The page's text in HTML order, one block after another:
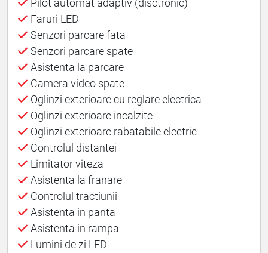
Pilot automat adaptiv (disctronic)
Faruri LED
Senzori parcare fata
Senzori parcare spate
Asistenta la parcare
Camera video spate
Oglinzi exterioare cu reglare electrica
Oglinzi exterioare incalzite
Oglinzi exterioare rabatabile electric
Controlul distantei
Limitator viteza
Asistenta la franare
Controlul tractiunii
Asistenta in panta
Asistenta in rampa
Lumini de zi LED